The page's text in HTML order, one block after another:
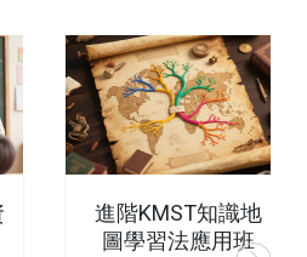
進階KMST知識地
圖學習法應用班